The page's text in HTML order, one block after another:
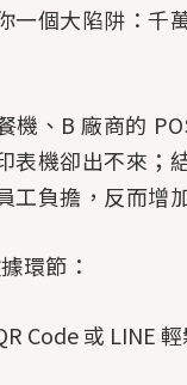
一個大陷阱：千
機、B 廠商的
表機卻出不來；
負擔，反而增
環節：
Code 或 LINE